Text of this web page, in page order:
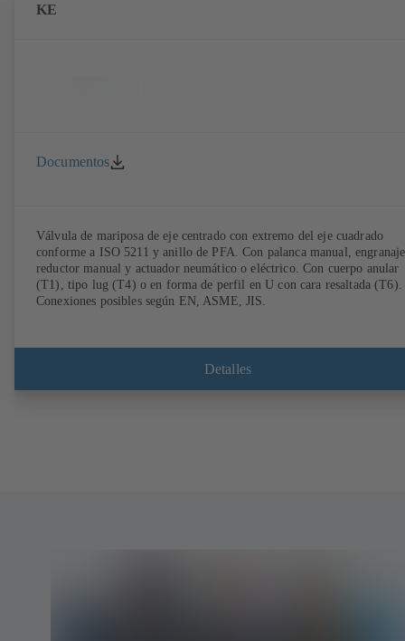
KE
Documentos
Válvula de mariposa de eje centrado con extremo del eje cuadrado
conforme a ISO 5211 y anillo de PFA. Con palanca manual, engranaje
reductor manual y actuador neumático o eléctrico. Con cuerpo anular
(T1), tipo lug (T4) o en forma de perfil en U con cara resaltada (T6).
Conexiones posibles según EN, ASME, JIS.
Detalles